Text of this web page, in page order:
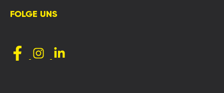
FOLGE UNS